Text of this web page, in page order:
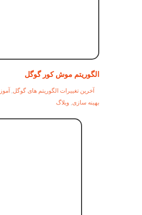
الگوریتم موش کور گوگل
آخرین تغییرات الگوریتم های گوگل,
بهینه سازی, وبلاگ